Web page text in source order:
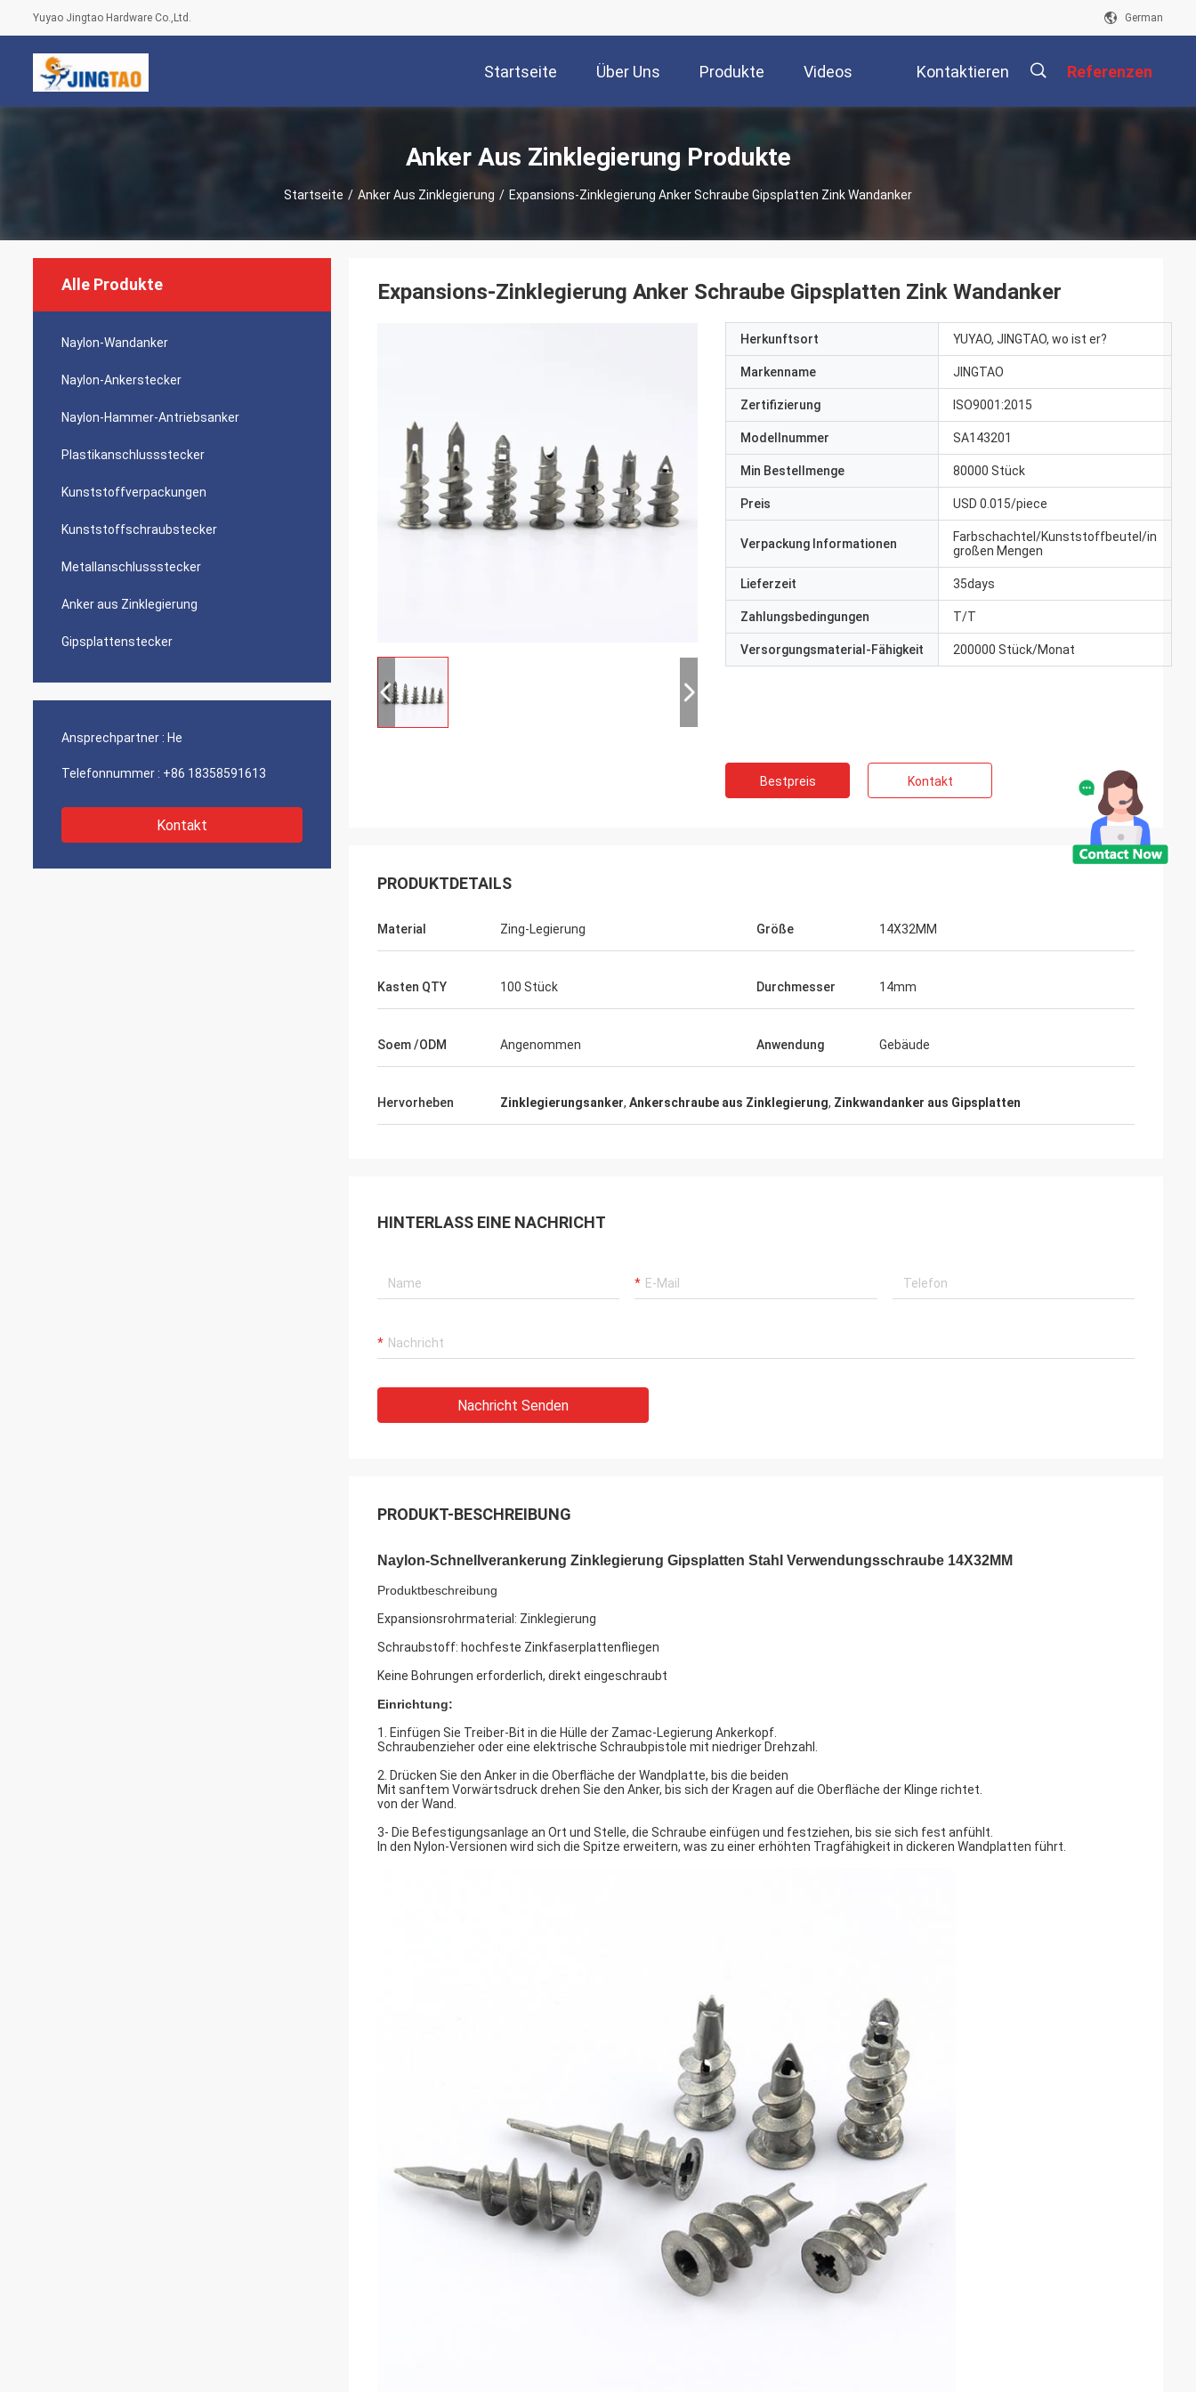
Yuyao Jingtao Hardware Co.,Ltd. German
Startseite Über Uns Produkte Videos Kontaktieren Referenzen
Anker Aus Zinklegierung Produkte
Startseite / Anker Aus Zinklegierung / Expansions-Zinklegierung Anker Schraube Gipsplatten Zink Wandanker
Alle Produkte
Naylon-Wandanker
Naylon-Ankerstecker
Naylon-Hammer-Antriebsanker
Plastikanschlussstecker
Kunststoffverpackungen
Kunststoffschraubstecker
Metallanschlussstecker
Anker aus Zinklegierung
Gipsplattenstecker
Ansprechpartner : He
Telefonnummer : +86 18358591613
Kontakt
Expansions-Zinklegierung Anker Schraube Gipsplatten Zink Wandanker
Herkunftsort YUYAO, JINGTAO, wo ist er?
Markenname JINGTAO
Zertifizierung ISO9001:2015
Modellnummer SA143201
Min Bestellmenge 80000 Stück
Preis USD 0.015/piece
Verpackung Informationen
Farbschachtel/Kunststoffbeutel/in
großen Mengen
Lieferzeit 35days
Zahlungsbedingungen T/T
Versorgungsmaterial-Fähigkeit 200000 Stück/Monat
Bestpreis Kontakt
PRODUKTDETAILS
Material Zing-Legierung Größe 14X32MM
Kasten QTY 100 Stück Durchmesser 14mm
Soem /ODM Angenommen Anwendung Gebäude
Hervorheben Zinklegierungsanker, Ankerschraube aus Zinklegierung, Zinkwandanker aus Gipsplatten
HINTERLASS EINE NACHRICHT
Nachricht Senden
PRODUKT-BESCHREIBUNG
Naylon-Schnellverankerung Zinklegierung Gipsplatten Stahl Verwendungsschraube 14X32MM
Produktbeschreibung
Expansionsrohrmaterial: Zinklegierung
Schraubstoff: hochfeste Zinkfaserplattenfliegen
Keine Bohrungen erforderlich, direkt eingeschraubt
Einrichtung:
1. Einfügen Sie Treiber-Bit in die Hülle der Zamac-Legierung Ankerkopf.
Schraubenzieher oder eine elektrische Schraubpistole mit niedriger Drehzahl.
2. Drücken Sie den Anker in die Oberfläche der Wandplatte, bis die beiden
Mit sanftem Vorwärtsdruck drehen Sie den Anker, bis sich der Kragen auf die Oberfläche der Klinge richtet.
von der Wand.
3- Die Befestigungsanlage an Ort und Stelle, die Schraube einfügen und festziehen, bis sie sich fest anfühlt.
In den Nylon-Versionen wird sich die Spitze erweitern, was zu einer erhöhten Tragfähigkeit in dickeren Wandplatten führt.